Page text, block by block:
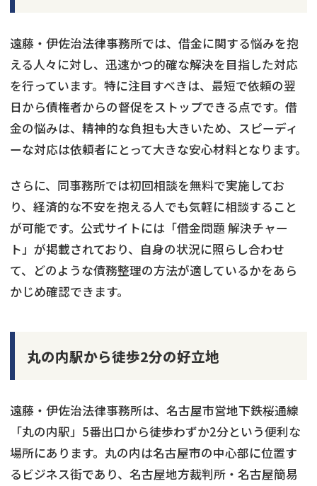
遠藤・伊佐治法律事務所では、借金に関する悩みを抱
える人々に対し、迅速かつ的確な解決を目指した対応
を行っています。特に注目すべきは、最短で依頼の翌
日から債権者からの督促をストップできる点です。借
金の悩みは、精神的な負担も大きいため、スピーディ
ーな対応は依頼者にとって大きな安心材料となります。
さらに、同事務所では初回相談を無料で実施してお
り、経済的な不安を抱える人でも気軽に相談すること
が可能です。公式サイトには「借金問題 解決チャー
ト」が掲載されており、自身の状況に照らし合わせ
て、どのような債務整理の方法が適しているかをあら
かじめ確認できます。
丸の内駅から徒歩2分の好立地
遠藤・伊佐治法律事務所は、名古屋市営地下鉄桜通線
「丸の内駅」5番出口から徒歩わずか2分という便利な
場所にあります。丸の内は名古屋市の中心部に位置す
るビジネス街であり、名古屋地方裁判所・名古屋簡易